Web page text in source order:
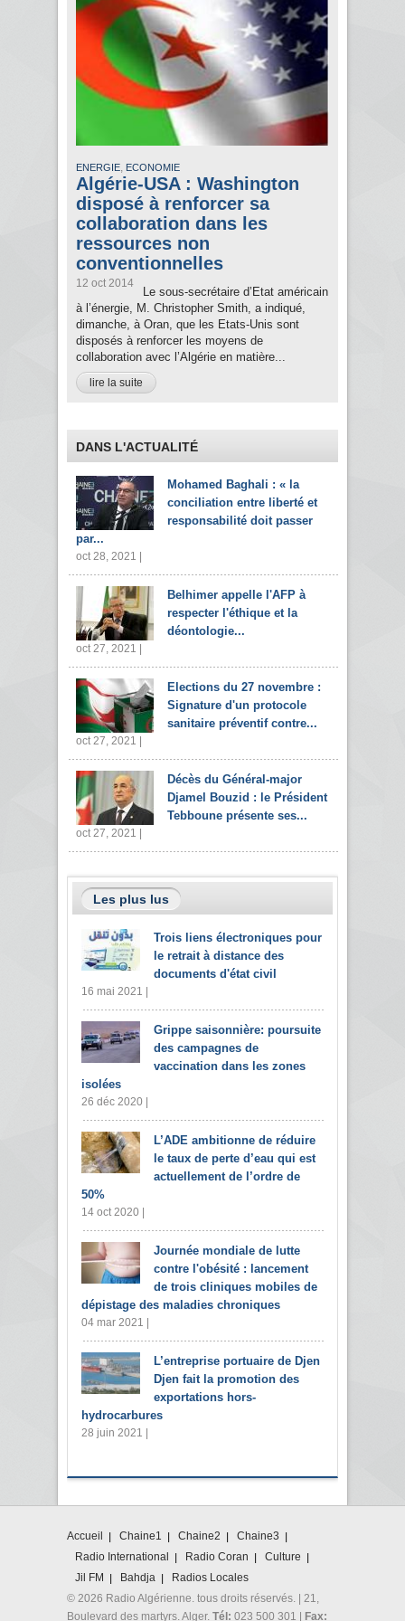
ENERGIE, ECONOMIE
Algérie-USA : Washington
disposé à renforcer sa
collaboration dans les
ressources non
conventionnelles
12 oct 2014
Le sous-secrétaire d’Etat américain
à l’énergie, M. Christopher Smith, a indiqué,
dimanche, à Oran, que les Etats-Unis sont
disposés à renforcer les moyens de
collaboration avec l’Algérie en matière...
lire la suite
DANS L'ACTUALITÉ
Mohamed Baghali : « la
conciliation entre liberté et
responsabilité doit passer
par...
oct 28, 2021 |
Belhimer appelle l'AFP à
respecter l'éthique et la
déontologie...
oct 27, 2021 |
Elections du 27 novembre :
Signature d'un protocole
sanitaire préventif contre...
oct 27, 2021 |
Décès du Général-major
Djamel Bouzid : le Président
Tebboune présente ses...
oct 27, 2021 |
Les plus lus
Trois liens électroniques pour
le retrait à distance des
documents d'état civil
16 mai 2021 |
Grippe saisonnière: poursuite
des campagnes de
vaccination dans les zones
isolées
26 déc 2020 |
L’ADE ambitionne de réduire
le taux de perte d’eau qui est
actuellement de l’ordre de
50%
14 oct 2020 |
Journée mondiale de lutte
contre l'obésité : lancement
de trois cliniques mobiles de
dépistage des maladies chroniques
04 mar 2021 |
L’entreprise portuaire de Djen
Djen fait la promotion des
exportations hors-
hydrocarbures
28 juin 2021 |
Accueil Chaine1 Chaine2
Chaine3
Radio International
Radio Coran
Culture
Jil FM
Bahdja
Radios Locales
© 2026 Radio Algérienne. tous droits réservés. | 21,
Boulevard des martyrs. Alger. Tél: 023 500 301 | Fax: